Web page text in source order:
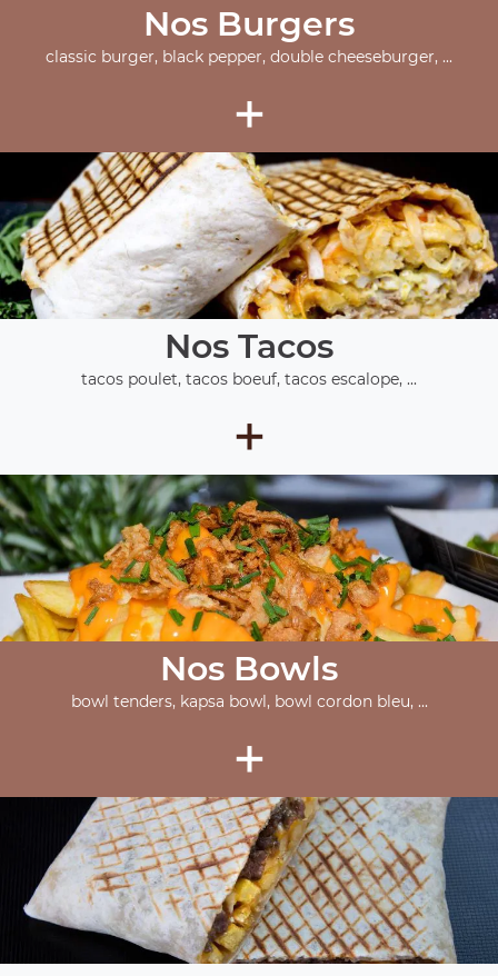
Nos Burgers
classic burger, black pepper, double cheeseburger, ...
+
Nos Tacos
tacos poulet, tacos boeuf, tacos escalope, ...
+
Nos Bowls
bowl tenders, kapsa bowl, bowl cordon bleu, ...
+